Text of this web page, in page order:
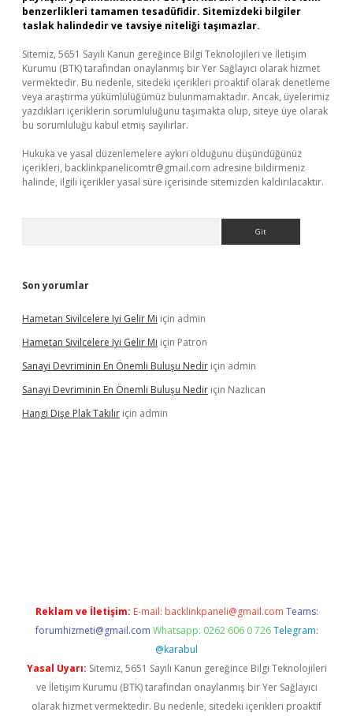
benzerlikleri tamamen tesadüfidir. Sitemizdeki bilgiler
taslak halindedir ve tavsiye niteliği taşımazlar.
Sitemiz, 5651 Sayılı Kanun gereğince Bilgi Teknolojileri ve İletişim
Kurumu (BTK) tarafından onaylanmış bir Yer Sağlayıcı olarak hizmet
vermektedir. Bu nedenle, sitedeki içerikleri proaktif olarak denetleme
veya araştırma yükümlülüğümüz bulunmamaktadır. Ancak, üyelerimiz
yazdıkları içeriklerin sorumluluğunu taşımakta olup, siteye üye olarak
bu sorumluluğu kabul etmiş sayılırlar.
Hukuka ve yasal düzenlemelere aykırı olduğunu düşündüğünüz
içerikleri, backlinkpanelicomtr@gmail.com adresine bildirmeniz
halinde, ilgili içerikler yasal süre içerisinde sitemizden kaldırılacaktır.
Son yorumlar
Hametan Sivilcelere Iyi Gelir Mi için admin
Hametan Sivilcelere Iyi Gelir Mi için Patron
Sanayi Devriminin En Önemli Buluşu Nedir için admin
Sanayi Devriminin En Önemli Buluşu Nedir için Nazlıcan
Hangi Dişe Plak Takılır için admin
Reklam ve İletişim: E-mail: backlinkpaneli@gmail.com Teams:
forumhizmeti@gmail.com Whatsapp: 0262 606 0 726 Telegram:
@karabul
Yasal Uyarı: Sitemiz, 5651 Sayılı Kanun gereğince Bilgi Teknolojileri
ve İletişim Kurumu (BTK) tarafından onaylanmış bir Yer Sağlayıcı
olarak hizmet vermektedir. Bu nedenle, sitedeki içerikleri proaktif